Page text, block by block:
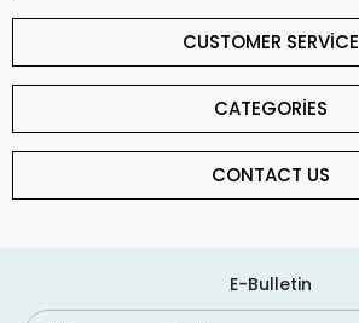
CUSTOMER SERVİCE
CATEGORİES
CONTACT US
E-Bulletin